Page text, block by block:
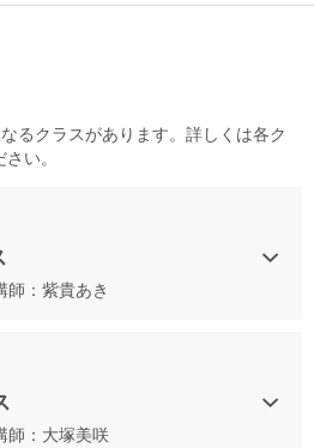
捉える」講座、その後に頻出品種比
ル品種といった品種・産地推定に
めします。
締め切りますので、早めにお申込み
ムとして出題される可能性のある
て、代表銘柄の特徴と特定方法を学
のアイテムは、銘柄特定が主です
あたりの配点が高くなるので、落
試飲は12種類。
はこちらをご確認ください
ソムリエ・ワインエキスパー
るクラスがあります。詳しくは各ク
い。
：紫貴あき
：大塚美咲